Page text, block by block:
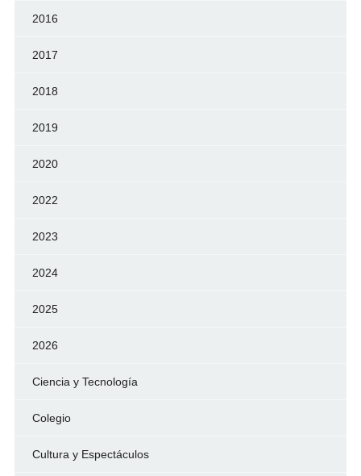
2016
2017
2018
2019
2020
2022
2023
2024
2025
2026
Ciencia y Tecnología
Colegio
Cultura y Espectáculos